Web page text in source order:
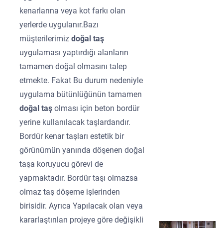
kenarlarına veya kot farkı olan
yerlerde uygulanır.Bazı
müşterilerimizdoğal taş
uygulaması yaptırdığı alanların
tamamen doğal olmasını talep
etmekte. Fakat Bu durum nedeniyle
uygulama bütünlüğünün tamamen
doğal taşolması için beton bordür
yerine kullanılacak taşlardandır.
Bordür kenar taşları estetik bir
görünümün yanında döşenen doğal
taşa koruyucu görevi de
yapmaktadır. Bordür taşı olmazsa
olmaz taş döşeme işlerinden
birisidir. Ayrıca Yapılacak olan veya
kararlaştırılan projeye göre değişikli